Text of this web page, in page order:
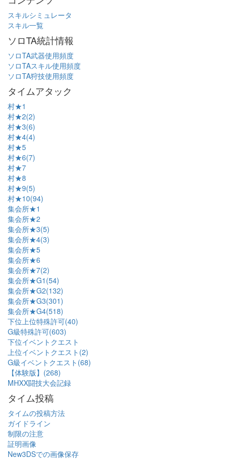
スキルシミュレータ
スキル一覧
ソロTA統計情報
ソロTA武器使用頻度
ソロTAスキル使用頻度
ソロTA狩技使用頻度
タイムアタック
村★1
村★2(2)
村★3(6)
村★4(4)
村★5
村★6(7)
村★7
村★8
村★9(5)
村★10(94)
集会所★1
集会所★2
集会所★3(5)
集会所★4(3)
集会所★5
集会所★6
集会所★7(2)
集会所★G1(54)
集会所★G2(132)
集会所★G3(301)
集会所★G4(518)
下位上位特殊許可(40)
G級特殊許可(603)
下位イベントクエスト
上位イベントクエスト(2)
G級イベントクエスト(68)
【体験版】(268)
MHXX闘技大会記録
タイム投稿
タイムの投稿方法
ガイドライン
制限の注意
証明画像
New3DSでの画像保存